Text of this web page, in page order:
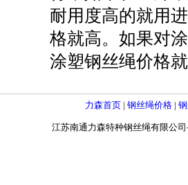
耐用度高的就用
格就高。如果对
涂塑钢丝绳价格
力森首页| 钢丝绳价格|
江苏南通力森特种钢丝绳有限公